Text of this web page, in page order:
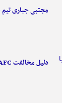
مجتبی جباری
دلیل مخالفت AFC با میزبانی آبی‌ها در عراق